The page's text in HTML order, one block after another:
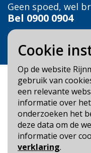
Cookie
Op de website
gebruik van
een relevante
informatie over
onderzoeken het
deze data om de
informatie over
verklaring.
Geen spoed, wel
Bel 0900 0904
Veilig Leven?
Bel 0900-8387
Blijf op de hoogte
Cookie- en